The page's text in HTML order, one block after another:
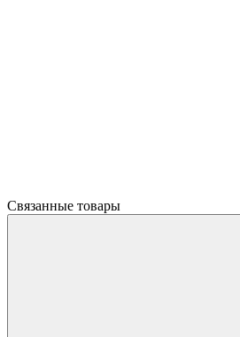
Связанные товары